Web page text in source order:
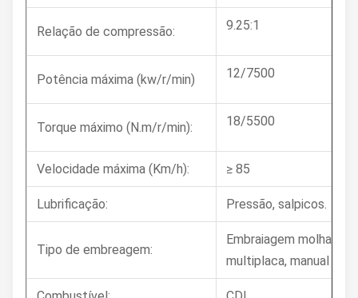
Relação de compressão: 9.25:1
Potência máxima (kw/r/min) 12/7500
Torque máximo (N.m/r/min): 18/5500
Velocidade máxima (Km/h): ≥ 85
Lubrificação: Pressão, salpicos.
Tipo de embreagem:
Embraiagem molhada
multiplaca, manual